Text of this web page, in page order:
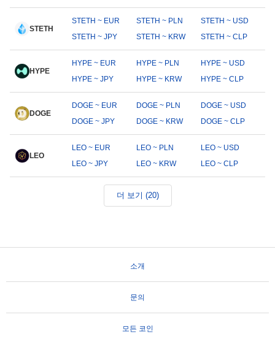
STETH
STETH ~ EUR STETH ~ PLN
STETH ~ USD
STETH ~ JPY
STETH ~ KRW STETH ~ CLP
HYPE
HYPE ~ EUR HYPE ~ PLN
HYPE ~ USD
HYPE ~ JPY
HYPE ~ KRW HYPE ~ CLP
DOGE
DOGE ~ EUR DOGE ~ PLN
DOGE ~ USD
DOGE ~ JPY
DOGE ~ KRW DOGE ~ CLP
LEO
LEO ~ EUR LEO ~ PLN
LEO ~ USD
LEO ~ JPY
LEO ~ KRW LEO ~ CLP
더 보기 (20)
소개
문의
모든 코인